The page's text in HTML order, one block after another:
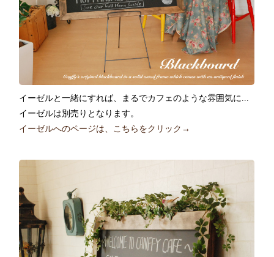
イーゼルと一緒にすれば、まるでカフェのような雰囲気に...
イーゼルは別売りとなります。
イーゼルへのページは、こちらをクリック→